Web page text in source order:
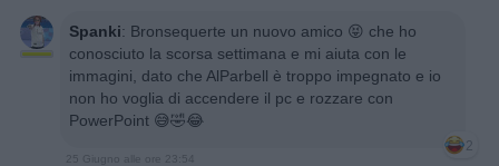
Spanki: Bronsequerte un nuovo amico 😝 che ho
conosciuto la scorsa settimana e mi aiuta con le
immagini, dato che AlParbell è troppo impegnato e io
non ho voglia di accendere il pc e rozzare con
PowerPoint 😅🤣😂
2
25 Giugno alle ore 23:54